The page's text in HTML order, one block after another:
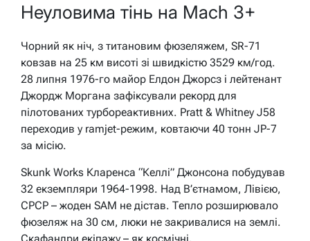
Неуловима тінь на Mach 3+
Чорний як ніч, з титановим фюзеляжем, SR-71
ковзав на 25 км висоті зі швидкістю 3529 км/год.
28 липня 1976-го майор Елдон Джорсз і лейтенант
Джордж Моргана зафіксували рекорд для
пілотованих турбореактивних. Pratt & Whitney J58
переходив у ramjet-режим, ковтаючи 40 тонн JP-7
за місію.
Skunk Works Кларенса “Келлі” Джонсона побудував
32 екземпляри 1964-1998. Над В’єтнамом, Лівією,
СРСР – жоден SAM не дістав. Тепло розширювало
фюзеляж на 30 см, люки не закривалися на землі.